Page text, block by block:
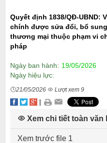
Quyết định 1838/QĐ-UBND:
chính được sửa đổi, bổ
thương mại thuộc phạm vi
pháp
Ngày ban hành: 19/05/2026
Ngày hiệu lực:
21/05/2026 Lượt xem 9
|
Xem chi tiết toàn văn
Xem trước file 1